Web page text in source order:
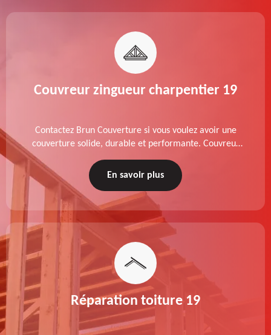
Couvreur zingueur charpentier 19
Contactez Brun Couverture si vous voulez avoir une
couverture solide, durable et performante. Couvreur
zingueur charpentier dans le 19 Corrèze, nos services
de qualité sont accessibles au meilleur prix.
En savoir plus
Réparation toiture 19